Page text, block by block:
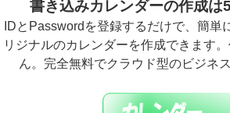
書き込みカレンダーの作成は
IDとPasswordを登録するだけで、簡単
リジナルのカレンダーを作成できます
ん。完全無料でクラウド型のビジネ